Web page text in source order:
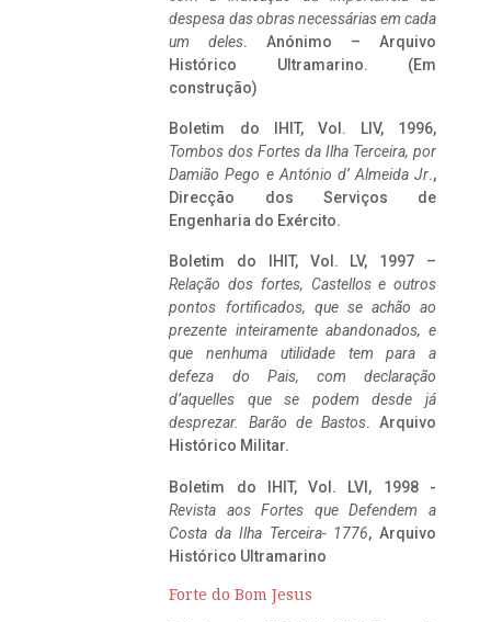
despesa das obras necessárias em cada
um deles. Anónimo – Arquivo
Histórico Ultramarino. (Em
construção)
Boletim do IHIT, Vol. LIV, 1996,
Tombos dos Fortes da Ilha Terceira, por
Damião Pego e António d’ Almeida Jr.,
Direcção dos Serviços de
Engenharia do Exército.
Boletim do IHIT, Vol. LV, 1997 –
Relação dos fortes, Castellos e outros
pontos fortificados, que se achão ao
prezente inteiramente abandonados, e
que nenhuma utilidade tem para a
defeza do Pais, com declaração
d’aquelles que se podem desde já
desprezar. Barão de Bastos. Arquivo
Histórico Militar.
Boletim do IHIT, Vol. LVI, 1998 -
Revista aos Fortes que Defendem a
Costa da Ilha Terceira- 1776, Arquivo
Histórico Ultramarino
Forte do Bom Jesus